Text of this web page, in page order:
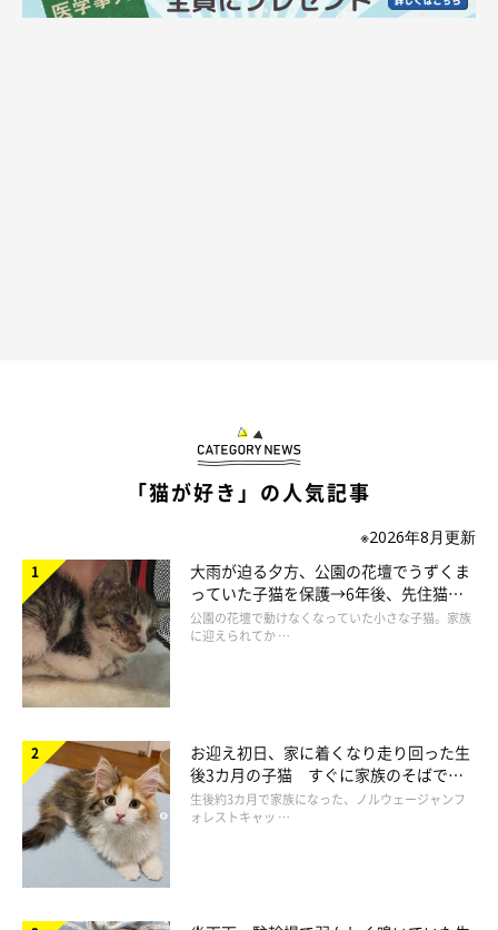
その他の写真
「猫が好き」の人気記事
※2026年8月更新
大雨が迫る夕方、公園の花壇でうずくま
っていた子猫を保護→6年後、先住猫
と“姉妹”のような関係に
公園の花壇で動けなくなっていた小さな子猫。家族
に迎えられてか …
お迎え初日、家に着くなり走り回った生
後3カ月の子猫 すぐに家族のそばで落
ち着く姿に「迎えてよかった」
生後約3カ月で家族になった、ノルウェージャンフ
ォレストキャッ …